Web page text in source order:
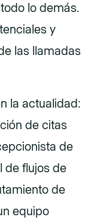
lo demás.
y
las llamadas
la actualidad:
de citas
de
de flujos de
de
equipo